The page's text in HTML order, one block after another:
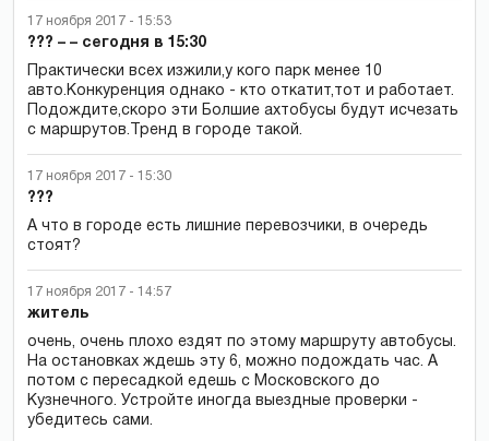
17 ноября 2017 - 15:53
??? – – сегодня в 15:30
Практически всех изжили,у кого парк менее 10
авто.Конкуренция однако - кто откатит,тот и работает.
Подождите,скоро эти Болшие ахтобусы будут исчезать
с маршрутов.Тренд в городе такой.
17 ноября 2017 - 15:30
???
А что в городе есть лишние перевозчики, в очередь
стоят?
17 ноября 2017 - 14:57
житель
очень, очень плохо ездят по этому маршруту автобусы.
На остановках ждешь эту 6, можно подождать час. А
потом с пересадкой едешь с Московского до
Кузнечного. Устройте иногда выездные проверки -
убедитесь сами.